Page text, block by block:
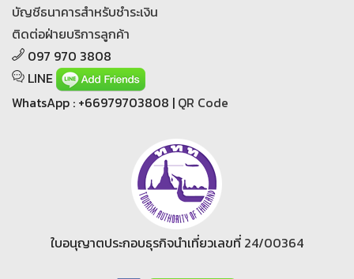
บัญชีธนาคารสำหรับชำระเงิน
ติดต่อฝ่ายบริการลูกค้า
097 970 3808
LINE
WhatsApp : +66979703808 | QR Code
ใบอนุญาตประกอบธุรกิจนำเที่ยวเลขที่ 24/00364